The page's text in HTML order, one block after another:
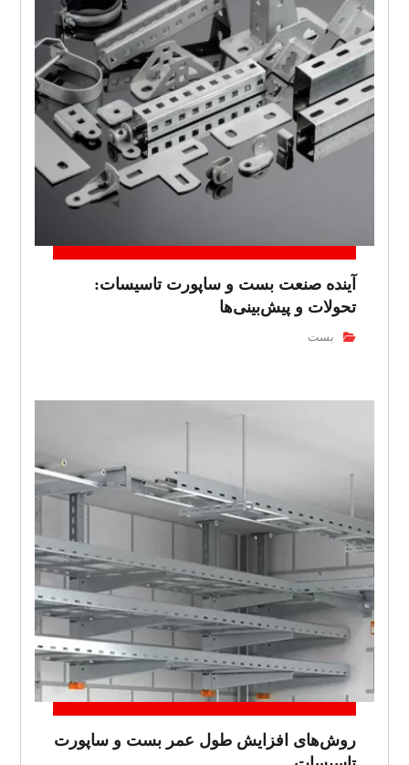
آینده صنعت بست و ساپورت تاسیسات:
تحولات و پیش‌بینی‌ها
بست
روش‌های افزایش طول عمر بست و ساپورت